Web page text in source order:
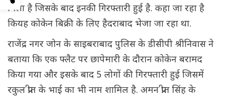
मिला है जिसके बाद इनकी गिरफ्तारी हुई है. कहा जा रहा है
कियह कोकेन बिक्री के लिए हैदराबाद भेजा जा रहा था.
राजेंद्र नगर जोन के साइबराबाद पुलिस के डीसीपी श्रीनिवास ने
बताया कि एक फ्लैट पर छापेमारी के दौरान कोकेन बरामद
किया गया और इसके बाद 5 लोगों की गिरफ्तारी हुई जिसमें
रकुल प्रीत के भाई का भी नाम शामिल है. अमन प्रीत सिंह के